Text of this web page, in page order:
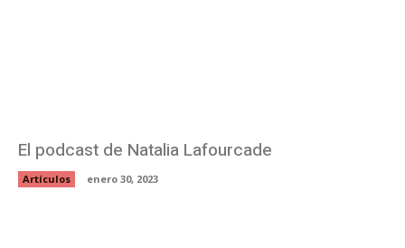
El podcast de Natalia Lafourcade
Artículos enero 30, 2023